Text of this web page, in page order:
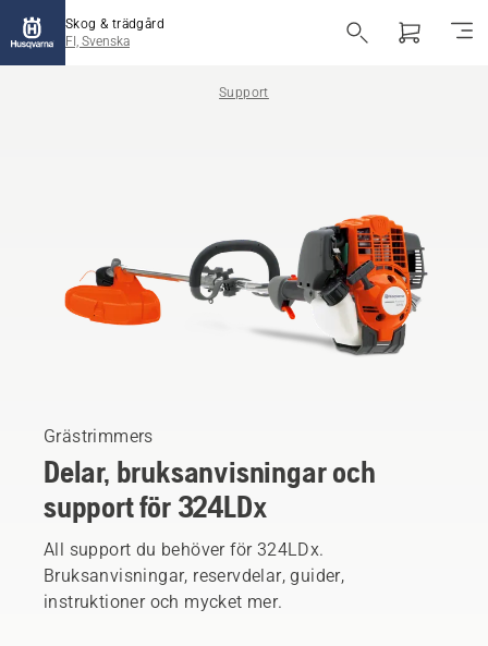
Skog & trädgård
FI, Svenska
Support
Grästrimmers
Delar, bruksanvisningar och
support för 324LDx
All support du behöver för 324LDx.
Bruksanvisningar, reservdelar, guider,
instruktioner och mycket mer.